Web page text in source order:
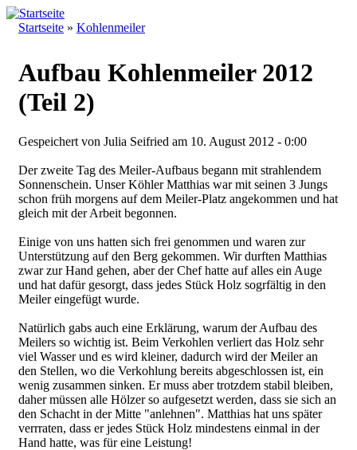
Direkt zum Inhalt
Walderlebnis
Startseite » Kohlenmeiler
Aufbau Kohlenmeiler 2012
(Teil 2)
Gespeichert von Julia Seifried am 10. August 2012 - 0:00
CIMG5091.JPG
Der zweite Tag des Meiler-Aufbaus begann mit strahlendem
Sonnenschein. Unser Köhler Matthias war mit seinen 3 Jungs
schon früh morgens auf dem Meiler-Platz angekommen und hat
gleich mit der Arbeit begonnen.
CIMG5098.JPG
Einige von uns hatten sich frei genommen und waren zur
Unterstützung auf den Berg gekommen. Wir durften Matthias
zwar zur Hand gehen, aber der Chef hatte auf alles ein Auge
und hat dafür gesorgt, dass jedes Stück Holz sogrfältig in den
Meiler eingefügt wurde.
CIMG5112.JPG
Natürlich gabs auch eine Erklärung, warum der Aufbau des
Meilers so wichtig ist. Beim Verkohlen verliert das Holz sehr
viel Wasser und es wird kleiner, dadurch wird der Meiler an
den Stellen, wo die Verkohlung bereits abgeschlossen ist, ein
wenig zusammen sinken. Er muss aber trotzdem stabil bleiben,
daher müssen alle Hölzer so aufgesetzt werden, dass sie sich an
den Schacht in der Mitte "anlehnen". Matthias hat uns später
verrraten, dass er jedes Stück Holz mindestens einmal in der
Hand hatte, was für eine Leistung!